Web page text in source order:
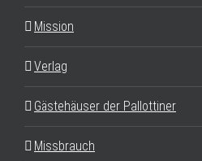
Mission
Verlag
Gästehäuser der Pallottiner
Missbrauch